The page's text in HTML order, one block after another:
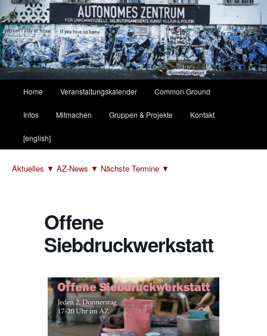
Zum
primären
Inhalt
springen
Zum
sekundären
Inhalt
springen
Home Veranstaltungskalender Common Ground
Infos Mitmachen Gruppen & Projekte Kontakt
[english]
Aktuelles ▼ AZ-News ▼ Nächste Termine ▼
Offene
Siebdruckwerkstatt